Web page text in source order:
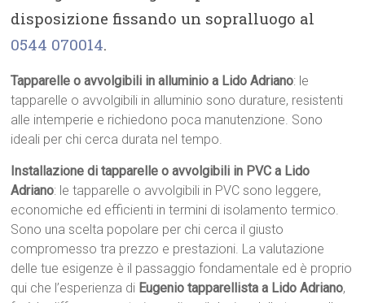
disposizione fissando un sopralluogo al
0544 070014.
Tapparelle o avvolgibili in alluminio a Lido Adriano: le
tapparelle o avvolgibili in alluminio sono durature, resistenti
alle intemperie e richiedono poca manutenzione. Sono
ideali per chi cerca durata nel tempo.
Installazione di tapparelle o avvolgibili in PVC a Lido
Adriano: le tapparelle o avvolgibili in PVC sono leggere,
economiche ed efficienti in termini di isolamento termico.
Sono una scelta popolare per chi cerca il giusto
compromesso tra prezzo e prestazioni. La valutazione
delle tue esigenze è il passaggio fondamentale ed è proprio
qui che l’esperienza di Eugenio tapparellista a Lido Adriano,